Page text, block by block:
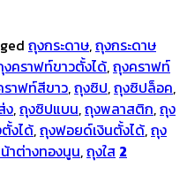
ถุงกระดาษ,ถุงกระดาษ
คราฟท์ขาวตั้งได้,ถุงคราฟท์
าฟท์สีขาว,ถุงซิป,ถุงซิปล็อค,
ง,ถุงซิปแบน,ถุงพลาสติก,ถุง
งได้,ถุงฟอยด์เงินตั้งได้,ถุง
าต่างทองนูน,ถุงใส 2